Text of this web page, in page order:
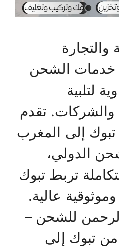
خدمات الشحن
لتلبية
والشركات. تقدم
إلى المغرب
الدولي،
تربط تبوك
عالية.
للشحن –
تبوك إلى